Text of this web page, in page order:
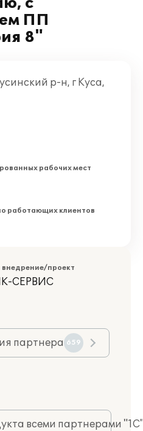
ПП
8"
р-н, г Куса,
рабочих мест
работающих клиентов
проект
СЕРВИС
партнера 659
всеми партнерами